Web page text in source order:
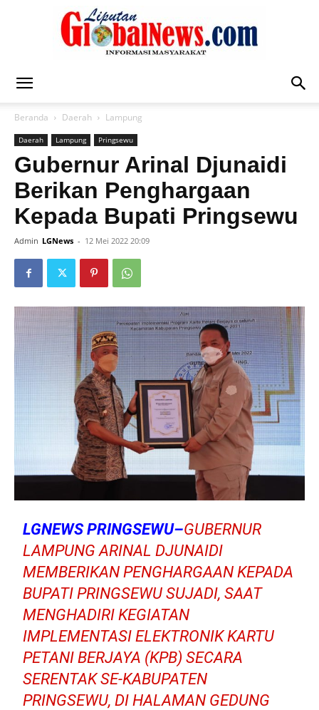
Global
News
Beranda Daerah Lampung
Daerah Lampung Pringsewu
Gubernur Arinal Djunaidi
Berikan Penghargaan
Kepada Bupati Pringsewu
Admin LGNews - 12 Mei 2022 20:09
LGNEWS PRINGSEWU–GUBERNUR
LAMPUNG ARINAL DJUNAIDI
MEMBERIKAN PENGHARGAAN KEPADA
BUPATI PRINGSEWU SUJADI, SAAT
MENGHADIRI KEGIATAN
IMPLEMENTASI ELEKTRONIK KARTU
PETANI BERJAYA (KPB) SECARA
SERENTAK SE-KABUPATEN
PRINGSEWU, DI HALAMAN GEDUNG